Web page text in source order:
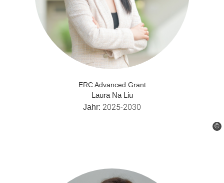
©
ERC Advanced Grant
Laura Na Liu
Jahr: 2025-2030